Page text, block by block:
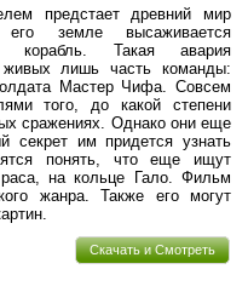
предстает древний мир
земле высаживается
корабль. Такая авария
лишь часть команды:
Мастер Чифа. Совсем
того, до какой степени
сражениях. Однако они еще
секрет им придется узнать
понять, что еще ищут
раса, на кольце Гало. Фильм
жанра. Также его могут
Скачать и Смотреть